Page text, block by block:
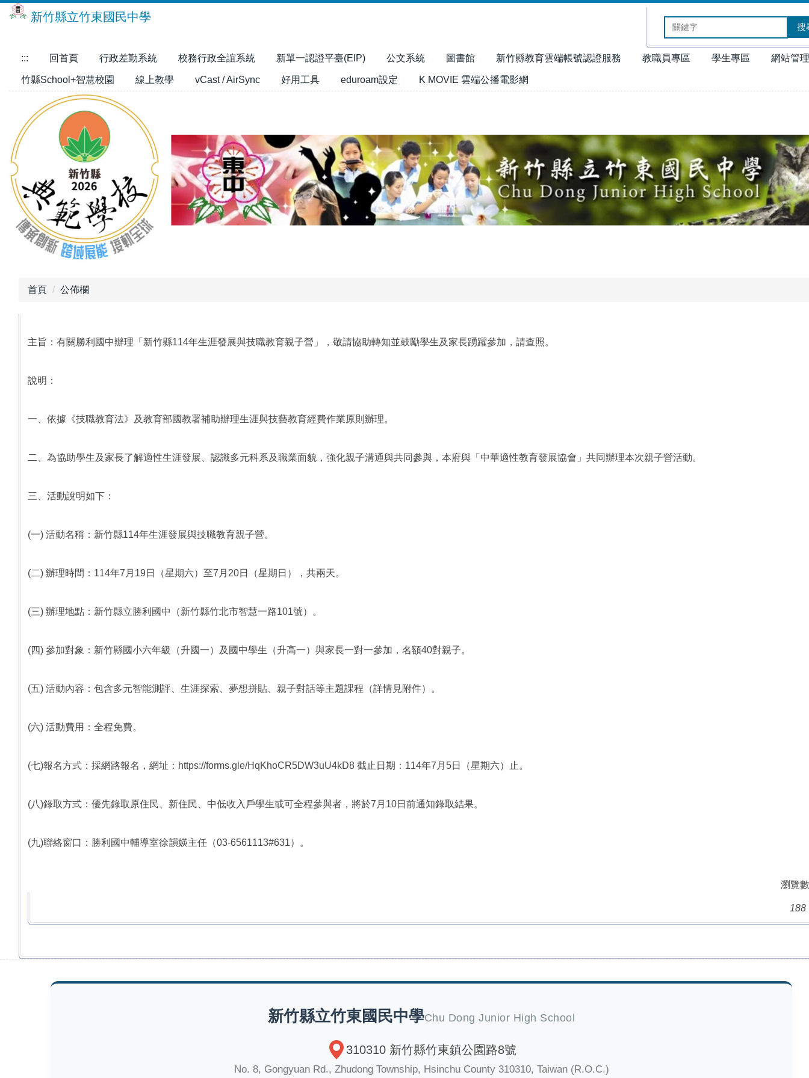
跳
新竹縣立竹東國民中學
搜
::: 回首頁 行政差勤系統 校務行政全誼系統 新單一認證平臺(EIP) 公文系統 圖書館 新竹縣教育雲端帳號認證服務 教職員專區 學生專區 網站管理
竹縣School+智慧校園 線上教學 vCast / AirSync 好用工具 eduroam設定 K MOVIE 雲端公播電影網
首頁 公佈欄
主旨：有關勝利國中辦理「新竹縣114年生涯發展與技職教育親子營」，敬請協助轉知並鼓勵學生及家長踴躍參加，請查照。
說明：
一、依據《技職教育法》及教育部國教署補助辦理生涯與技藝教育經費作業原則辦理。
二、為協助學生及家長了解適性生涯發展、認識多元科系及職業面貌，強化親子溝通與共同參與，本府與「中華適性教育發展協會」共同辦理本次親子營活動。
三、活動說明如下：
(一) 活動名稱：新竹縣114年生涯發展與技職教育親子營。
(二) 辦理時間：114年7月19日（星期六）至7月20日（星期日），共兩天。
(三) 辦理地點：新竹縣立勝利國中（新竹縣竹北市智慧一路101號）。
(四) 參加對象：新竹縣國小六年級（升國一）及國中學生（升高一）與家長一對一參加，名額40對親子。
(五) 活動內容：包含多元智能測評、生涯探索、夢想拼貼、親子對話等主題課程（詳情見附件）。
(六) 活動費用：全程免費。
(七)報名方式：採網路報名，網址：https://forms.gle/HqKhoCR5DW3uU4kD8 截止日期：114年7月5日（星期六）止。
(八)錄取方式：優先錄取原住民、新住民、中低收入戶學生或可全程參與者，將於7月10日前通知錄取結果。
(九)聯絡窗口：勝利國中輔導室徐韻媖主任（03-6561113#631）。
瀏覽
188
新竹縣立竹東國民中學Chu Dong Junior High School
310310 新竹縣竹東鎮公園路8號
No. 8, Gongyuan Rd., Zhudong Township, Hsinchu County 310310, Taiwan (R.O.C.)